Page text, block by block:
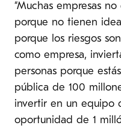
“Muchas empresas
porque no tienen
porque los riesgos
como empresa,
personas porque
pública de 100
invertir en un equipo
oportunidad de 1